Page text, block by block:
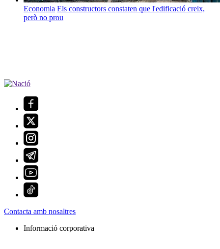
Economia Els constructors constaten que l'edificació creix,
però no prou
Contacta amb nosaltres
Informació corporativa